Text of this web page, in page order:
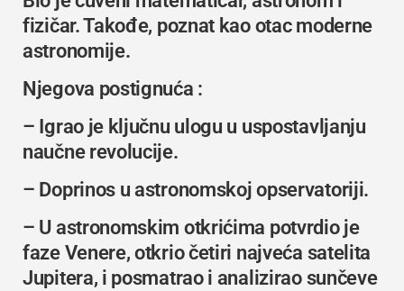
fizičar. Takođe, poznat kao otac moderne
astronomije.
Njegova postignuća :
– Igrao je ključnu ulogu u uspostavljanju
naučne revolucije.
– Doprinos u astronomskoj opservatoriji.
– U astronomskim otkrićima potvrdio je
faze Venere, otkrio četiri najveća satelita
Jupitera, i posmatrao i analizirao sunčeve